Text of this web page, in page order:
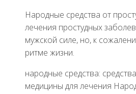
Народные средства от
лечения простудных
мужской силе, но, к
ритме жизни.
народные средства:
медицины для лечения